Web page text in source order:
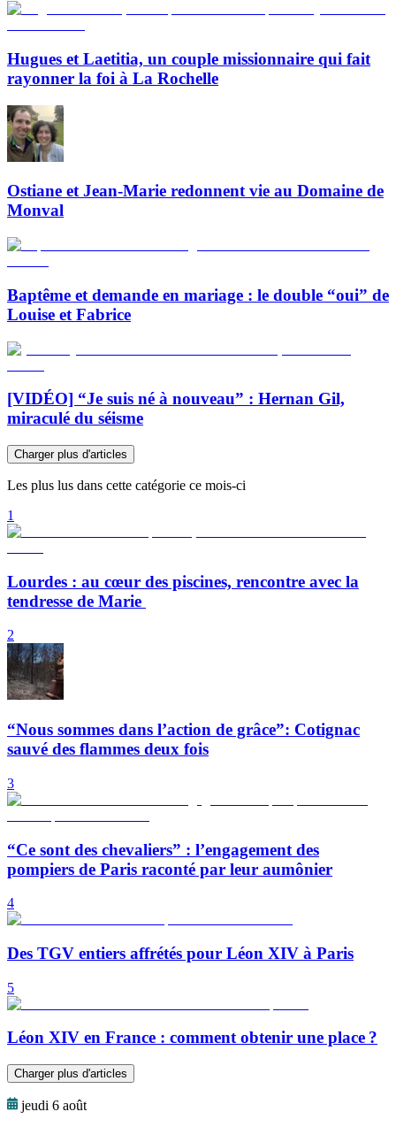
Hugues et Laetitia, un couple missionnaire qui fait
rayonner la foi à La Rochelle
Ostiane et Jean-Marie redonnent vie au Domaine de
Monval
Baptême et demande en mariage : le double “oui” de
Louise et Fabrice
[VIDÉO] “Je suis né à nouveau” : Hernan Gil,
miraculé du séisme
Charger plus d'articles
Les plus lus dans cette catégorie ce mois-ci
1
Lourdes : au cœur des piscines, rencontre avec la
tendresse de Marie
2
“Nous sommes dans l’action de grâce”: Cotignac
sauvé des flammes deux fois
3
“Ce sont des chevaliers” : l’engagement des
pompiers de Paris raconté par leur aumônier
4
Des TGV entiers affrétés pour Léon XIV à Paris
5
Léon XIV en France : comment obtenir une place ?
Charger plus d'articles
jeudi 6 août